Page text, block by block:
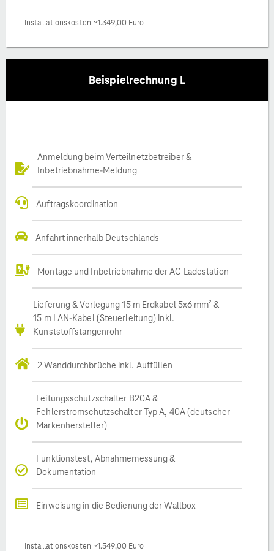
Installationskosten ~1.349,00 Euro
Beispielrechnung L
Anmeldung beim Verteilnetzbetreiber &
Inbetriebnahme-Meldung
Auftragskoordination
Anfahrt innerhalb Deutschlands
Montage und Inbetriebnahme der AC Ladestation
Lieferung & Verlegung 15 m Erdkabel 5x6 mm² &
15 m LAN-Kabel (Steuerleitung) inkl.
Kunststoffstangenrohr
2 Wanddurchbrüche inkl. Auffüllen
Leitungsschutzschalter B20A &
Fehlerstromschutzschalter Typ A, 40A (deutscher
Markenhersteller)
Funktionstest, Abnahmemessung &
Dokumentation
Einweisung in die Bedienung der Wallbox
Installationskosten ~1.549,00 Euro